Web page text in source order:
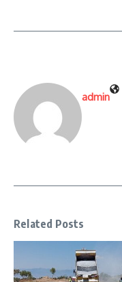
admin
Related Posts